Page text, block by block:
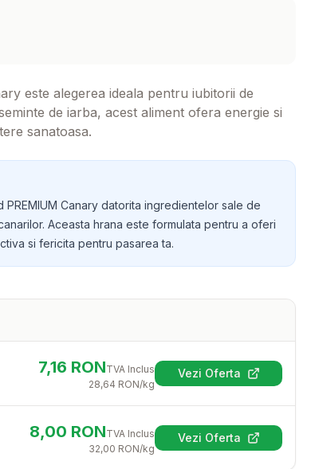
este alegerea ideala pentru iubitorii de
de iarba, acest aliment ofera energie si
sanatoasa.
Canary datorita ingredientelor sale de
Aceasta hrana este formulata pentru a oferi
si fericita pentru pasarea ta.
7,16 RONTVA Inclus
28,64 RON/kg
Vezi Oferta(se deschide
8,00 RONTVA Inclus
32,00 RON/kg
Vezi Oferta(se deschide